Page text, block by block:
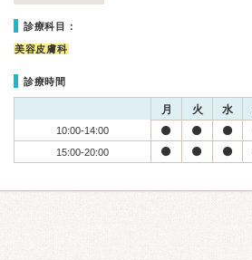
診療科目：
美容皮膚科
診療時間
月 火 水
10:00-14:00
15:00-20:00